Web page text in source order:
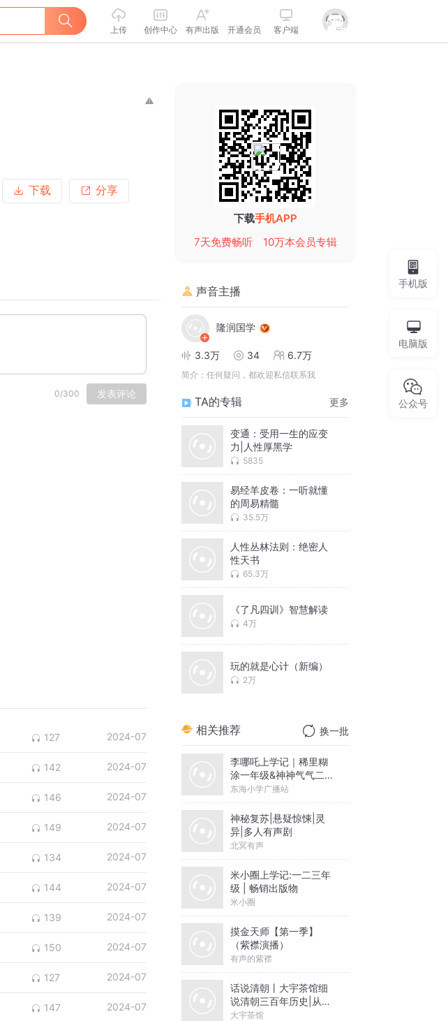
上传 创作中心 有声出版 开通会员 客户端
下载 分享
0/300 发表评论
127 2024-07
142 2024-07
146 2024-07
149 2024-07
134 2024-07
144 2024-07
139 2024-07
150 2024-07
127 2024-07
147 2024-07
下载手机APP
7天免费畅听
10万本会员专辑
声音主播
隆润国学
3.3万 34 6.7万
简介： 任何疑问，都欢迎私信联系我
TA的专辑 更多
变通：受用一生的应变
力|人性厚黑学
5835
易经羊皮卷：一听就懂
的周易精髓
35.5万
人性丛林法则：绝密人
性天书
65.3万
《了凡四训》智慧解读
4万
玩的就是心计（新编）
2万
相关推荐 换一批
李哪吒上学记｜稀里糊
涂一年级&神神气气二年
级
东海小学广播站
神秘复苏|悬疑惊悚|灵
异|多人有声剧
北冥有声
米小圈上学记:一二三年
级 | 畅销出版物
米小圈
摸金天师【第一季】
（紫襟演播）
有声的紫襟
话说清朝丨大宇茶馆细
说清朝三百年历史|从努
尔哈赤到末代皇帝溥仪|
大宇茶馆
手机版
电脑版
公众号